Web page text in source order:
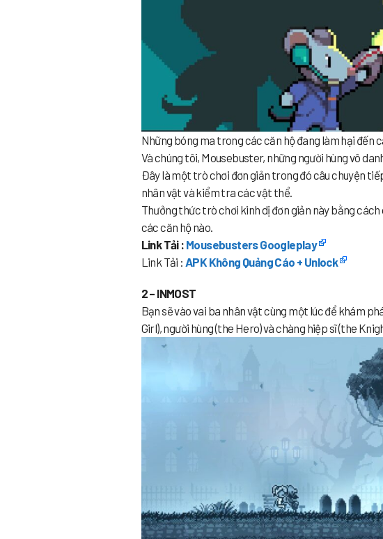
Những bóng ma trong các căn hộ đang làm hại đến
Và chúng tôi, Mousebuster, những người hùng vô
Đây là một trò chơi đơn giản trong đó câu chuyện
nhân vật và kiểm tra các vật thể.
Thưởng thức trò chơi kinh dị đơn giản này bằng
các căn hộ nào.
Link Tải : Mousebusters Googleplay
Link Tải : APK Không Quảng Cáo + Unlock
2 – INMOST
Bạn sẽ vào vai ba nhân vật cùng một lúc để khám
Girl), người hùng (the Hero) và chàng hiệp sĩ (the